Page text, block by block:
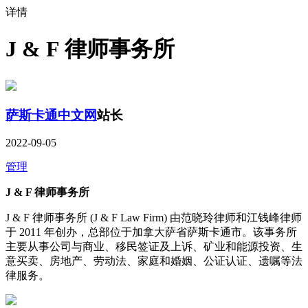
详情
J & F 律师事务所
萨斯卡通中文网站长
2022-09-05
管理
J & F 律师事务所
J & F 律师事务所 (J & F Law Firm) 由范晓玲律师和江钱峰律师
于 2011 年创办，总部位于加拿大萨省萨斯卡通市。该事务所
主要从事公司与商业、移民签证及上诉、矿业和能源投资、生
意买卖、房地产、劳动法、家庭和婚姻、公证认证、遗嘱等法
律服务。